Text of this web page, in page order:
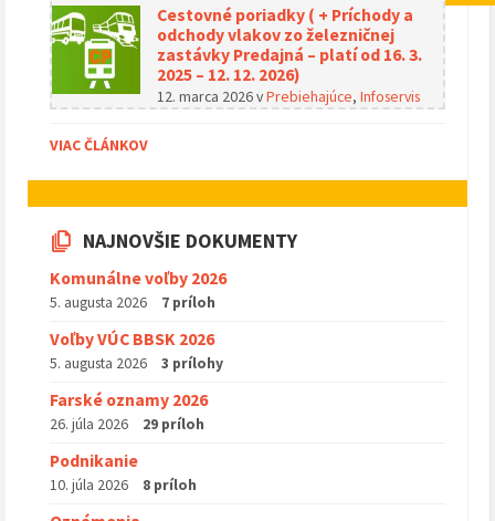
Cestovné poriadky ( + Príchody a
odchody vlakov zo železničnej
zastávky Predajná – platí od 16. 3.
2025 – 12. 12. 2026)
12. marca 2026vPrebiehajúce, Infoservis
VIAC ČLÁNKOV
NAJNOVŠIE DOKUMENTY
Komunálne voľby 2026
5. augusta 2026 7 príloh
Voľby VÚC BBSK 2026
5. augusta 2026 3 prílohy
Farské oznamy 2026
26. júla 2026 29 príloh
Podnikanie
10. júla 2026 8 príloh